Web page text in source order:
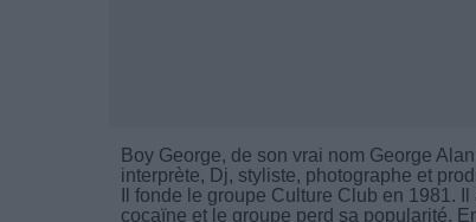
Boy George, de son vrai nom George
interprète, Dj, styliste, photographe et
Il fonde le groupe Culture Club en 1981.
cocaïne et le groupe perd sa popularité.